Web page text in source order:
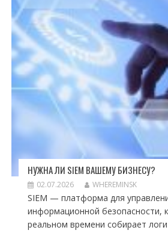
НУЖНА ЛИ SIEM ВАШЕМУ БИЗНЕСУ?
02.07.2026 WHEREMINSK
SIEM — платформа для
информационной безопасности,
реальном времени собирает логи